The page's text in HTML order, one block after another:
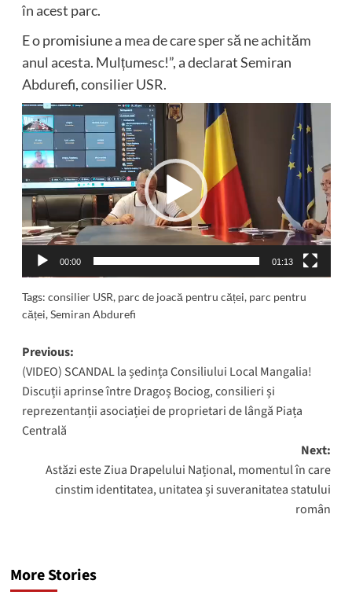
în acest parc.
E o promisiune a mea de care sper să ne achităm
anul acesta. Mulțumesc!”, a declarat Semiran
Abdurefi, consilier USR.
Player
video
00:00 01:13
Tags: consilier USR, parc de joacă pentru căței, parc pentru
căței,Semiran Abdurefi
Post
navigation
Previous:
(VIDEO) SCANDAL la ședința Consiliului Local Mangalia!
Discuții aprinse între Dragoș Bociog, consilieri și
reprezentanții asociației de proprietari de lângă Piața
Centrală
Next:
Astăzi este Ziua Drapelului Național, momentul în care
cinstim identitatea, unitatea și suveranitatea statului
român
More Stories